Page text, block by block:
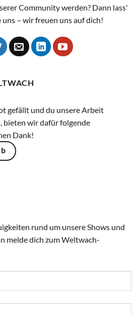
Community werden? Dann lass'
– wir freuen uns auf dich!
gefällt und du unsere Arbeit
bieten wir dafür folgende
Dank!
rund um unsere Shows und
melde dich zum Weltwach-